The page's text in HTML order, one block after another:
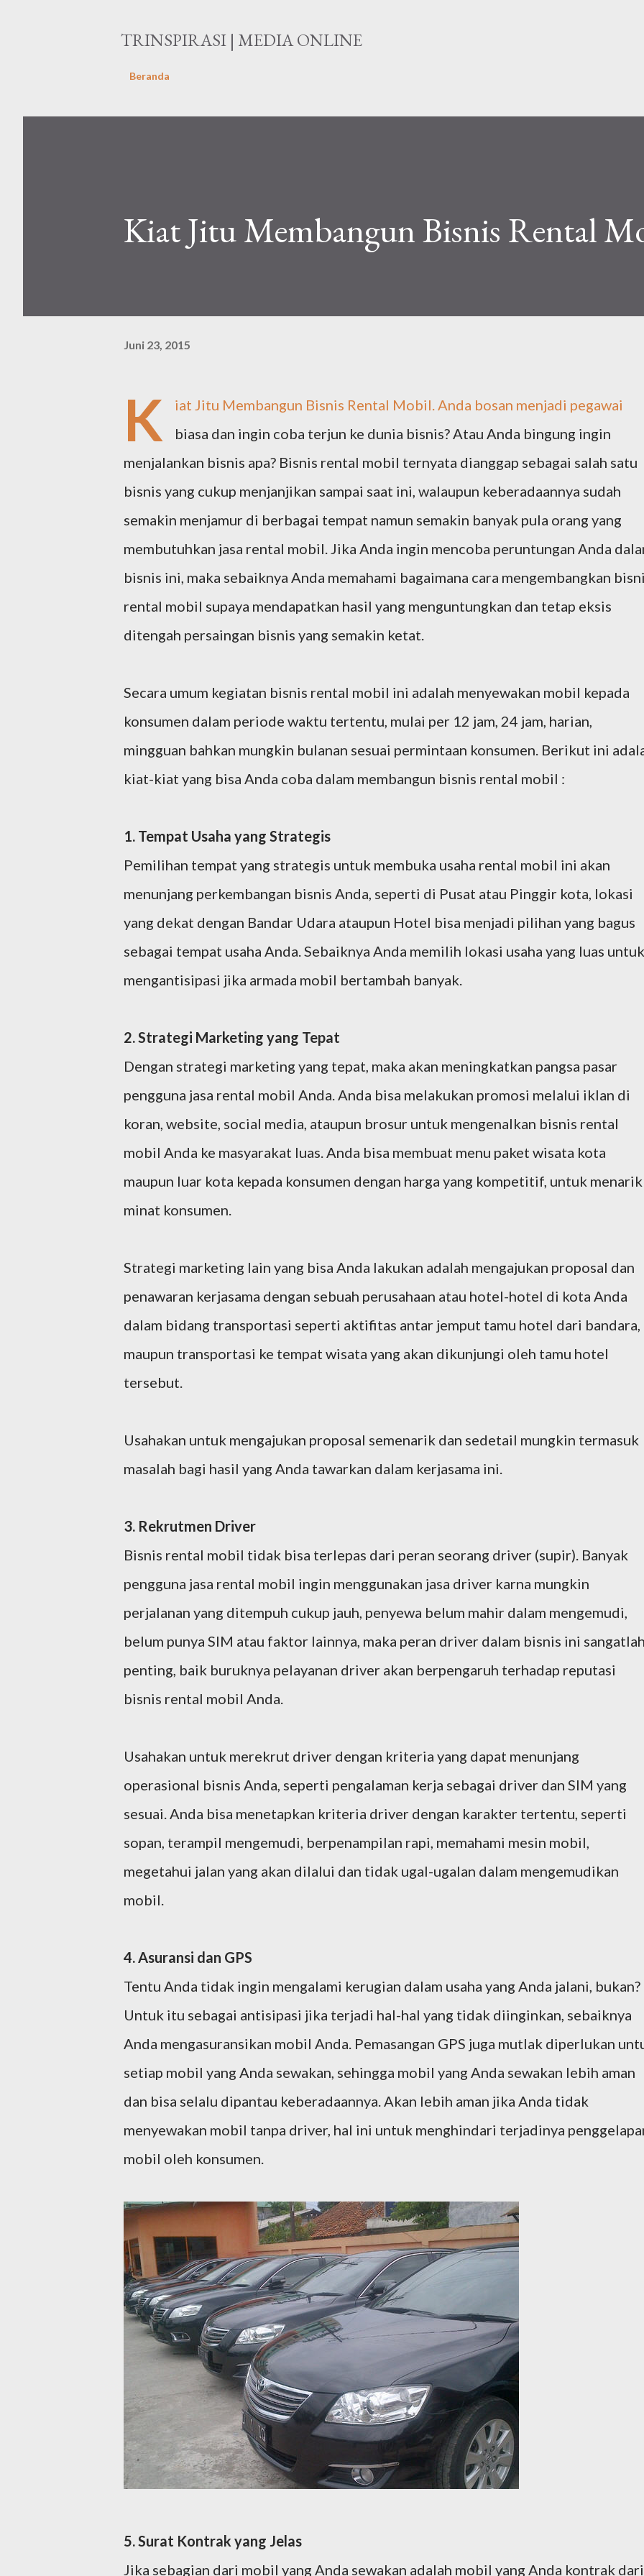
TRINSPIRASI | MEDIA ONLINE
Beranda
Kiat Jitu Membangun Bisnis Rental
Juni 23, 2015
K iat Jitu Membangun Bisnis Rental Mobil. Anda bosan menjadi pegawai
biasa dan ingin coba terjun ke dunia bisnis? Atau Anda bingung ingin
menjalankan bisnis apa? Bisnis rental mobil ternyata dianggap sebagai salah satu
bisnis yang cukup menjanjikan sampai saat ini, walaupun keberadaannya sudah
semakin menjamur di berbagai tempat namun semakin banyak pula orang yang
membutuhkan jasa rental mobil. Jika Anda ingin mencoba peruntungan Anda
bisnis ini, maka sebaiknya Anda memahami bagaimana cara mengembangkan
rental mobil supaya mendapatkan hasil yang menguntungkan dan tetap eksis
ditengah persaingan bisnis yang semakin ketat.
Secara umum kegiatan bisnis rental mobil ini adalah menyewakan mobil kepada
konsumen dalam periode waktu tertentu, mulai per 12 jam, 24 jam, harian,
mingguan bahkan mungkin bulanan sesuai permintaan konsumen. Berikut ini
kiat-kiat yang bisa Anda coba dalam membangun bisnis rental mobil :
1. Tempat Usaha yang Strategis
Pemilihan tempat yang strategis untuk membuka usaha rental mobil ini akan
menunjang perkembangan bisnis Anda, seperti di Pusat atau Pinggir kota, lokasi
yang dekat dengan Bandar Udara ataupun Hotel bisa menjadi pilihan yang bagus
sebagai tempat usaha Anda. Sebaiknya Anda memilih lokasi usaha yang luas untuk
mengantisipasi jika armada mobil bertambah banyak.
2. Strategi Marketing yang Tepat
Dengan strategi marketing yang tepat, maka akan meningkatkan pangsa pasar
pengguna jasa rental mobil Anda. Anda bisa melakukan promosi melalui iklan di
koran, website, social media, ataupun brosur untuk mengenalkan bisnis rental
mobil Anda ke masyarakat luas. Anda bisa membuat menu paket wisata kota
maupun luar kota kepada konsumen dengan harga yang kompetitif, untuk menarik
minat konsumen.
Strategi marketing lain yang bisa Anda lakukan adalah mengajukan proposal dan
penawaran kerjasama dengan sebuah perusahaan atau hotel-hotel di kota Anda
dalam bidang transportasi seperti aktifitas antar jemput tamu hotel dari bandara,
maupun transportasi ke tempat wisata yang akan dikunjungi oleh tamu hotel
tersebut.
Usahakan untuk mengajukan proposal semenarik dan sedetail mungkin termasuk
masalah bagi hasil yang Anda tawarkan dalam kerjasama ini.
3. Rekrutmen Driver
Bisnis rental mobil tidak bisa terlepas dari peran seorang driver (supir). Banyak
pengguna jasa rental mobil ingin menggunakan jasa driver karna mungkin
perjalanan yang ditempuh cukup jauh, penyewa belum mahir dalam mengemudi,
belum punya SIM atau faktor lainnya, maka peran driver dalam bisnis ini
penting, baik buruknya pelayanan driver akan berpengaruh terhadap reputasi
bisnis rental mobil Anda.
Usahakan untuk merekrut driver dengan kriteria yang dapat menunjang
operasional bisnis Anda, seperti pengalaman kerja sebagai driver dan SIM yang
sesuai. Anda bisa menetapkan kriteria driver dengan karakter tertentu, seperti
sopan, terampil mengemudi, berpenampilan rapi, memahami mesin mobil,
megetahui jalan yang akan dilalui dan tidak ugal-ugalan dalam mengemudikan
mobil.
4. Asuransi dan GPS
Tentu Anda tidak ingin mengalami kerugian dalam usaha yang Anda jalani, bukan?
Untuk itu sebagai antisipasi jika terjadi hal-hal yang tidak diinginkan, sebaiknya
Anda mengasuransikan mobil Anda. Pemasangan GPS juga mutlak diperlukan
setiap mobil yang Anda sewakan, sehingga mobil yang Anda sewakan lebih aman
dan bisa selalu dipantau keberadaannya. Akan lebih aman jika Anda tidak
menyewakan mobil tanpa driver, hal ini untuk menghindari terjadinya
mobil oleh konsumen.
5. Surat Kontrak yang Jelas
Jika sebagian dari mobil yang Anda sewakan adalah mobil yang Anda kontrak dari